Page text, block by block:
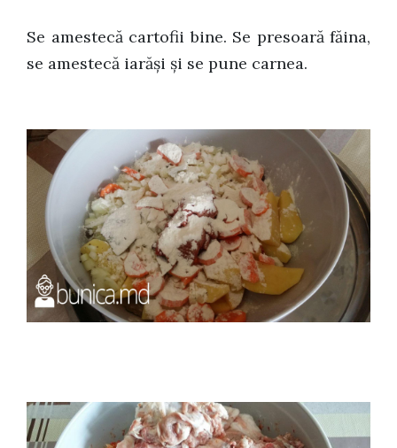
Se amestecă cartofii bine. Se presoară făina,
se amestecă iarăși și se pune carnea.